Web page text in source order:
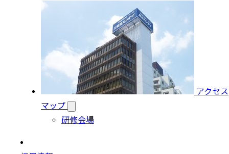
アクセス
マップ
研修会場